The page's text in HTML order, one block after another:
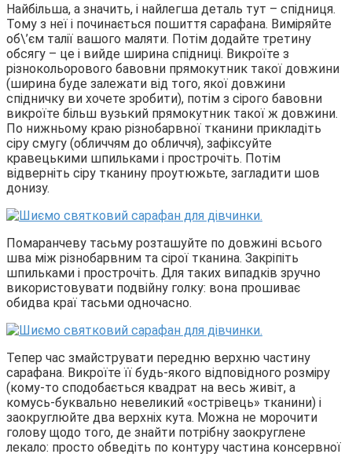
Найбільша, а значить, і найлегша деталь тут – спідниця.
Тому з неї і починається пошиття сарафана. Виміряйте
об\’єм талії вашого маляти. Потім додайте третину
обсягу – це і вийде ширина спідниці. Викроїте з
різнокольорового бавовни прямокутник такої довжини
(ширина буде залежати від того, якої довжини
спідничку ви хочете зробити), потім з сірого бавовни
викроїте більш вузький прямокутник такої ж довжини.
По нижньому краю різнобарвної тканини прикладіть
сіру смугу (обличчям до обличчя), зафіксуйте
кравецькими шпильками і прострочіть. Потім
відверніть сіру тканину проутюжьте, загладити шов
донизу.
Помаранчеву тасьму розташуйте по довжині всього
шва між різнобарвним та сірої тканина. Закріпіть
шпильками і прострочіть. Для таких випадків зручно
використовувати подвійну голку: вона прошиває
обидва краї тасьми одночасно.
Тепер час змайструвати передню верхню частину
сарафана. Викроїте її будь-якого відповідного розміру
(кому-то сподобається квадрат на весь живіт, а
комусь-буквально невеликий «острівець» тканини) і
заокруглюйте два верхніх кута. Можна не морочити
голову щодо того, де знайти потрібну заокруглене
лекало: просто обведіть по контуру частина консервної